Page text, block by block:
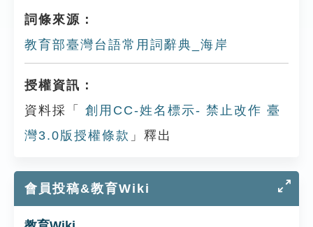
詞條來源：
教育部臺灣台語常用詞辭典_海岸
授權資訊：
資料採「
創用CC-姓名標示- 禁止改作 臺
灣3.0版授權條款 」釋出
會員投稿&教育Wiki